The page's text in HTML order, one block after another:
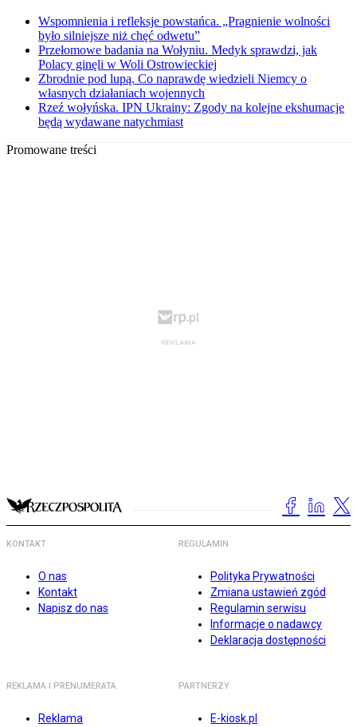
Wspomnienia i refleksje powstańca. „Pragnienie wolności
było silniejsze niż chęć odwetu”
Przełomowe badania na Wołyniu. Medyk sprawdzi, jak
Polacy ginęli w Woli Ostrowieckiej
Zbrodnie pod lupą. Co naprawdę wiedzieli Niemcy o
własnych działaniach wojennych
Rzeź wołyńska. IPN Ukrainy: Zgody na kolejne ekshumacje
będą wydawane natychmiast
Promowane treści
KONTAKT
O nas
Kontakt
Napisz do nas
REGULAMIN
Polityka Prywatności
Zmiana ustawień zgód
Regulamin serwisu
Informacje o nadawcy
Deklaracja dostępności
REKLAMA I PRENUMERATA
Reklama
PARTNERZY
E-kiosk.pl